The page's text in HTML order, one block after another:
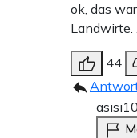
ok, das
Landwirte.
44
asisi1